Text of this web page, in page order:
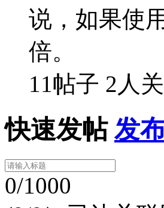
说，如果使
倍。
11帖子 2人
快速发帖 发
0/1000